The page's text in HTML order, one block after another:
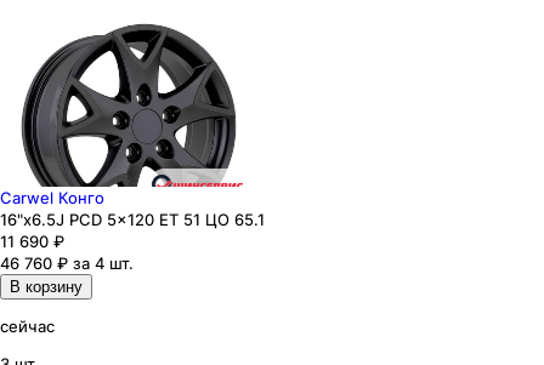
Carwel Конго
16"x6.5J PCD 5x120 ЕТ 51 ЦО 65.1
11 690 ₽
46 760 ₽ за 4 шт.
В корзину
сейчас